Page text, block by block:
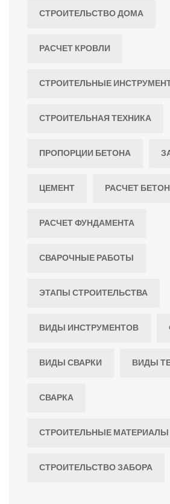
СТРОИТЕЛЬСТВО ДОМА
РАСЧЕТ КРОВЛИ
СТРОИТЕЛЬНЫЕ
СТРОИТЕЛЬНАЯ ТЕХНИКА
ПРОПОРЦИИ БЕТОНА
ЦЕМЕНТ РАСЧЕТ
РАСЧЕТ ФУНДАМЕНТА
СВАРОЧНЫЕ РАБОТЫ
ЭТАПЫ СТРОИТЕЛЬСТВА
ВИДЫ ИНСТРУМЕНТОВ
ВИДЫ СВАРКИ ВИДЫ
СВАРКА
СТРОИТЕЛЬНЫЕ МАТЕРИАЛЫ
СТРОИТЕЛЬСТВО ЗАБОРА